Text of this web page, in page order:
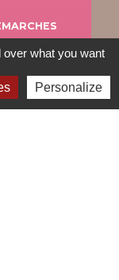
what you want
Personalize